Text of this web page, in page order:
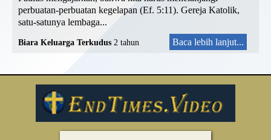
perbuatan-perbuatan kegelapan (Ef. 5:11). Gereja Katolik,
satu-satunya lembaga...
Biara Keluarga Terkudus 2 tahun Baca lebih lanjut...